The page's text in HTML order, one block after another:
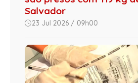
Salvador
23 Jul 2026 / 09h00